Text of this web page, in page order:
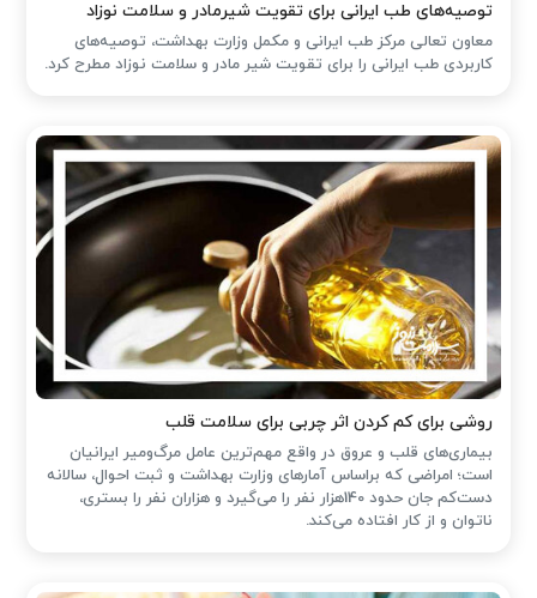
توصیه‌های طب ایرانی برای تقویت شیرمادر و سلامت نوزاد
معاون تعالی مرکز طب ایرانی و مکمل وزارت بهداشت، توصیه‌های
کاربردی طب ایرانی را برای تقویت شیر مادر و سلامت نوزاد مطرح کرد.
روشی برای کم کردن اثر چربی برای سلامت قلب
بیماری‌های قلب و عروق در واقع مهم‌ترین عامل مرگ‌ومیر ایرانیان
است؛ امراضی که براساس آمارهای وزارت بهداشت و ثبت احوال، سالانه
دست‌کم جان حدود 140هزار نفر را می‌گیرد و هزاران نفر را بستری،
ناتوان و از کار افتاده می‌کند.